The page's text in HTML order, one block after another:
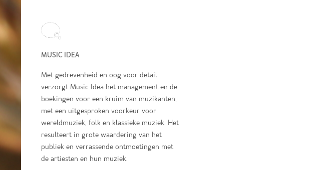
MUSIC IDEA
Met gedrevenheid en oog voor detail
verzorgt Music Idea het management en de
boekingen voor een kruim van muzikanten,
met een uitgesproken voorkeur voor
wereldmuziek, folk en klassieke muziek. Het
resulteert in grote waardering van het
publiek en verrassende ontmoetingen met
de artiesten en hun muziek.